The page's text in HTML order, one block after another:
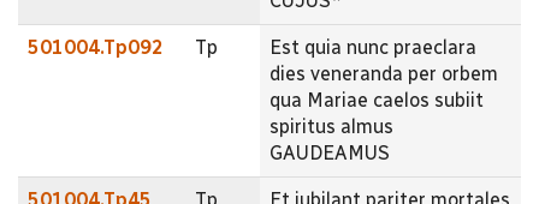
501004.Tp092 Tp
Est quia nunc praeclara
dies veneranda per orbem
qua Mariae caelos subiit
spiritus almus
GAUDEAMUS